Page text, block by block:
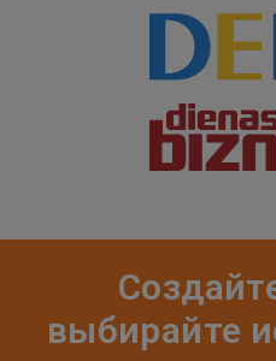
выбирайте